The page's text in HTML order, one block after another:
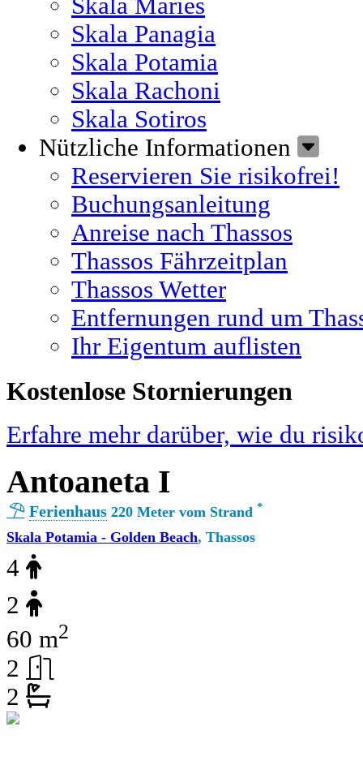
Skala Maries
Skala Panagia
Skala Potamia
Skala Rachoni
Skala Sotiros
Nützliche Informationen
Reservieren Sie risikofrei!
Buchungsanleitung
Anreise nach Thassos
Thassos Fährzeitplan
Thassos Wetter
Entfernungen rund um
Ihr Eigentum auflisten
Kostenlose Stornierungen
Erfahre mehr darüber, wie du
Antoaneta I
Ferienhaus 220 Meter vom Strand *
Skala Potamia - Golden Beach, Thassos
4
2
60 m2
2
2